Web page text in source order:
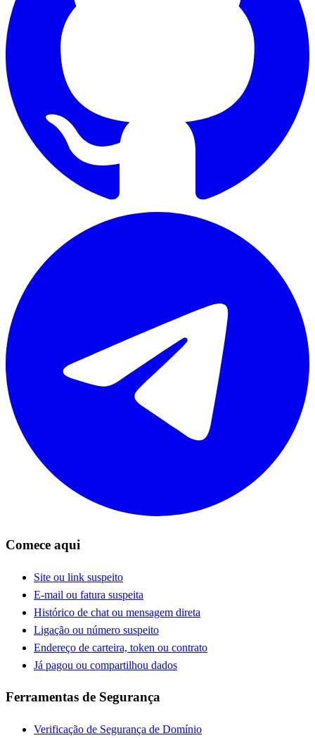
Comece aqui
Site ou link suspeito
E-mail ou fatura suspeita
Histórico de chat ou mensagem direta
Ligação ou número suspeito
Endereço de carteira, token ou contrato
Já pagou ou compartilhou dados
Ferramentas de Segurança
Verificação de Segurança de Domínio